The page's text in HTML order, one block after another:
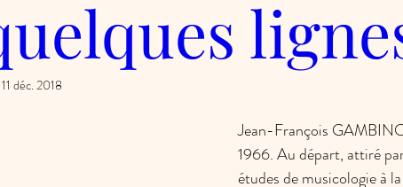
11 déc. 2018
Jean-François
1966. Au départ, attiré
études de musicologie à